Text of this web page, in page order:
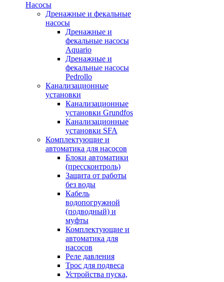
Насосы
Дренажные и фекальные
насосы
Дренажные и
фекальные насосы
Aquario
Дренажные и
фекальные насосы
Pedrollo
Канализационные
установки
Канализационные
установки Grundfos
Канализационные
установки SFA
Комплектующие и
автоматика для насосов
Блоки автоматики
(прессконтроль)
Защита от работы
без воды
Кабель
водопогружной
(подводный) и
муфты
Комплектующие и
автоматика для
насосов
Реле давления
Трос для подвеса
Устройства пуска,